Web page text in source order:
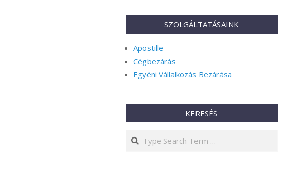
SZOLGÁLTATÁSAINK
Apostille
Cégbezárás
Egyéni Vállalkozás Bezárása
KERESÉS
Search